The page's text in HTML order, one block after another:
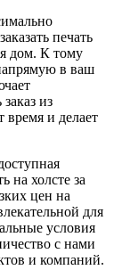
печать
дом. К тому
в ваш
из
и делает
на холсте за
цен на
для
условия
с нами
и компаний.